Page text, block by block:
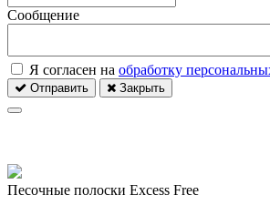
Сообщение
Я согласен на обработку
Отправить Закрыть
Песочные полоски Excess Free